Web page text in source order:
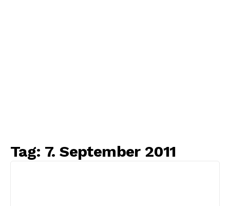
Tag: 7. September 2011